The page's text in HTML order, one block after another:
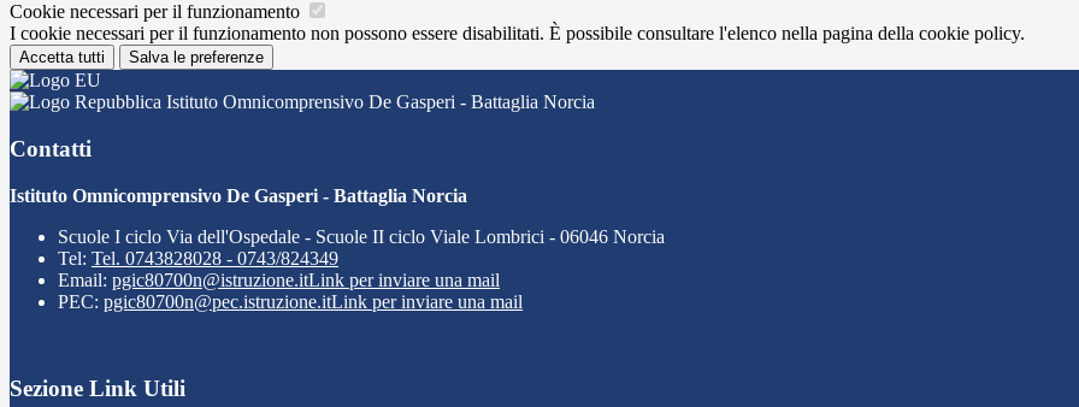
Cookie necessari per il funzionamento
I cookie necessari per il funzionamento non possono essere disabilitati. È possibile consultare l'elenco nella pagina della cookie policy.
Accetta tutti Salva le preferenze
Istituto Omnicomprensivo De Gasperi - Battaglia Norcia
Contatti
Istituto Omnicomprensivo De Gasperi - Battaglia Norcia
Scuole I ciclo Via dell'Ospedale - Scuole II ciclo Viale Lombrici - 06046 Norcia
Tel: Tel. 0743828028 - 0743/824349
Email: pgic80700n@istruzione.itLink per inviare una mail
PEC: pgic80700n@pec.istruzione.itLink per inviare una mail
Sezione Link Utili